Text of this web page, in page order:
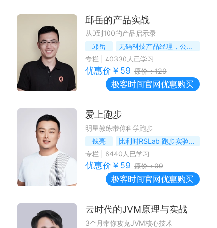
邱岳的产品实战
从0到100的产品启示录
邱岳
无码科技产品经理，公众号二爷鉴书作者
专栏
40330 人已学习
优惠价￥ 59 原价：129
极客时间官网优惠购买
爱上跑步
明星教练带你科学跑步
钱亮
比利时RSLab 跑步实验室跑步教练兼培训师，Nike黑马体能教练
专栏
8440 人已学习
优惠价￥ 59 原价：99
极客时间官网优惠购买
云时代的JVM原理与实战
3个月带你攻克JVM核心技术